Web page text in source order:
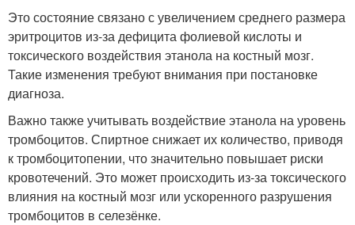
Это состояние связано с увеличением среднего размера
эритроцитов из-за дефицита фолиевой кислоты и
токсического воздействия этанола на костный мозг.
Такие изменения требуют внимания при постановке
диагноза.
Важно также учитывать воздействие этанола на уровень
тромбоцитов. Спиртное снижает их количество, приводя
к тромбоцитопении, что значительно повышает риски
кровотечений. Это может происходить из-за токсического
влияния на костный мозг или ускоренного разрушения
тромбоцитов в селезёнке.